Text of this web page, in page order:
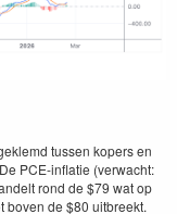
tussen kopers en
PCE-inflatie (verwacht:
rond de $79 wat op
boven de $80 uitbreekt.